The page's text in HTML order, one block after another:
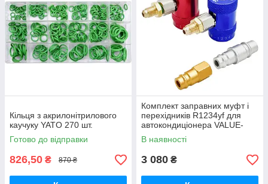
Кільця з акрилонітрилового
каучуку YATO 270 шт.
Готово до відправки
826,50 ₴ 870 ₴
Комплект заправних муфт і
перехідників R1234yf для
автокондиціонера VALUE-
500PLUS LAUNCH
VALUE1234kit
В наявності
3 080 ₴